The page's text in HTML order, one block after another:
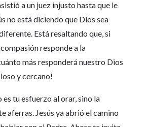
a un juez injusto hasta que le
no está diciendo que Dios sea
Está resaltando que, si
responde a la
más responderá nuestro Dios
y cercano!
tu esfuerzo al orar, sino la
aferras. Jesús ya abrió el camino